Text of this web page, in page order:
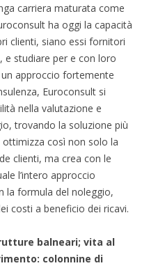
carriera maturata come
ha oggi la capacità
clienti, siano essi fornitori
e studiare per e con loro
approccio fortemente
Euroconsult si
nella valutazione e
trovando la soluzione più
così non solo la
clienti, ma crea con le
l’intero approccio
la formula del noleggio,
costi a beneficio dei ricavi.
balneari; vita al
colonnine di